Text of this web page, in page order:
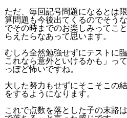
ただ、毎回記号問題になるとは
算問題も今後出てくるのでそう
でその時までのお楽しみってこ
らえたらなあって思います。
むしろ全然勉強せずにテストに
これなら意外といけるかも」っ
っぽど怖いですね。
大した努力もせずにそこそこの
をするようになります。
これで点数を落とした子の末路